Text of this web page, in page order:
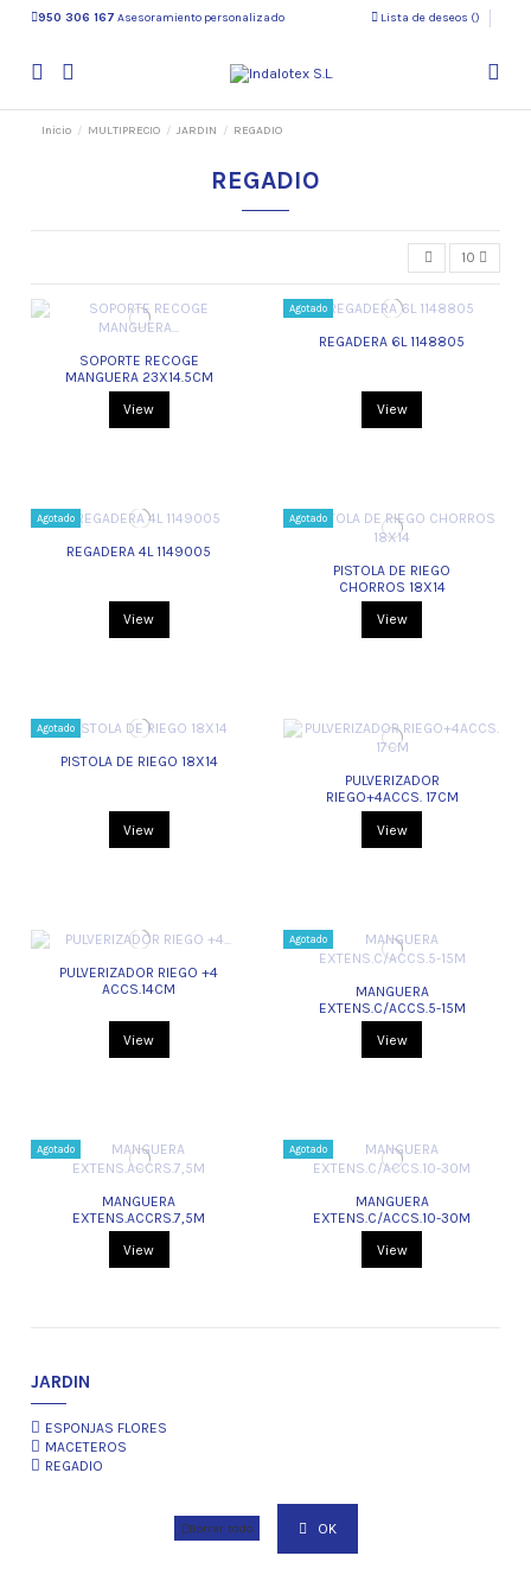
950 306 167 Asesoramiento personalizado Lista de deseos ()
Inicio MULTIPRECIO JARDIN REGADIO
REGADIO
10
SOPORTE RECOGE
MANGUERA 23X14.5CM
View
Agotado
REGADERA 6L 1148805
View
Agotado
REGADERA 4L 1149005
View
Agotado
PISTOLA DE RIEGO
CHORROS 18X14
View
Agotado
PISTOLA DE RIEGO 18X14
View
PULVERIZADOR
RIEGO+4ACCS. 17CM
View
PULVERIZADOR RIEGO +4
ACCS.14CM
View
Agotado
MANGUERA
EXTENS.C/ACCS.5-15M
View
Agotado
MANGUERA
EXTENS.ACCRS.7,5M
View
Agotado
MANGUERA
EXTENS.C/ACCS.10-30M
View
JARDIN
ESPONJAS FLORES
MACETEROS
REGADIO
Borrar todo OK